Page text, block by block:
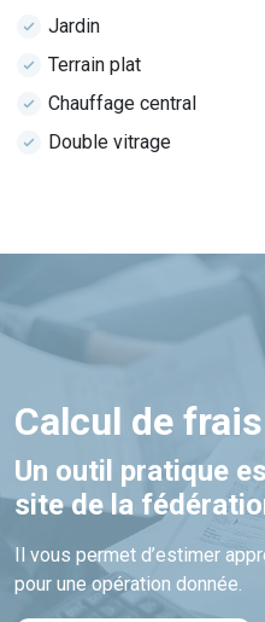
Jardin
Terrain plat
Chauffage central
Double vitrage
Calcul de
Un outil pratique
site de la
Il vous permet d’estimer
pour une opération donnée.